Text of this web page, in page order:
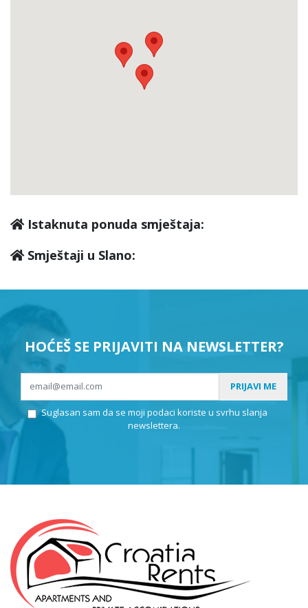
Istaknuta ponuda smještaja:
Smještaji u Slano:
HOĆEŠ SE PRIJAVITI NA NEWSLETTER?
PRIJAVI ME
Suglasan sam da se moji podaci koriste u svrhu slanja
newslettera.